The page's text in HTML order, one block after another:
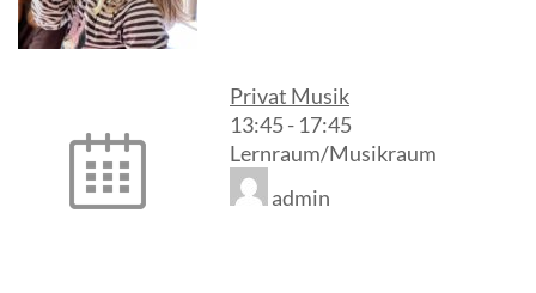
Privat Musik
13:45- 17:45
Lernraum/Musikraum
admin